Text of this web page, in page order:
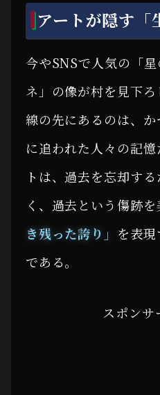
アートが隠す「
今やSNSで人気の「
ネ」の像が村を見下
線の先にあるのは、
に追われた人々の記
トは、過去を忘却す
く、過去という傷跡を
き残った誇り」 を表
である。
スポンサ